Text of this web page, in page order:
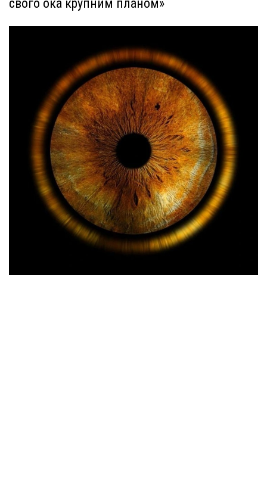
свого ока крупним планом»